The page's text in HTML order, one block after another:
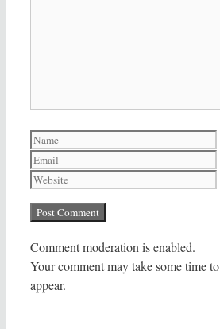
Name
Comment moderation is enabled.
Your comment may take some time to
appear.